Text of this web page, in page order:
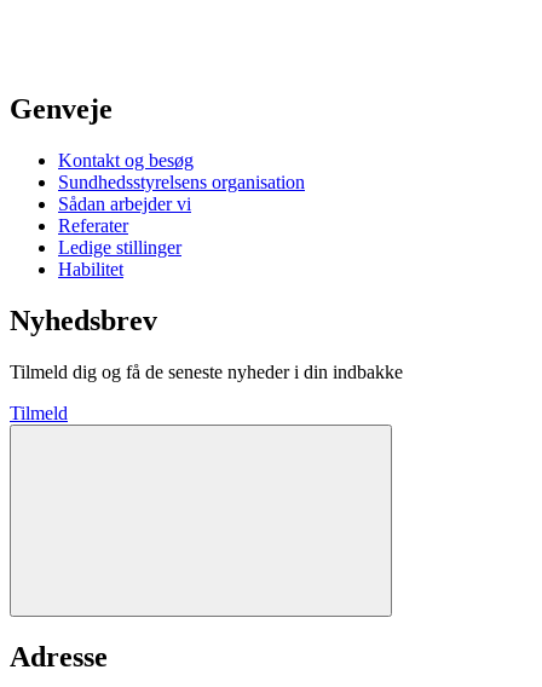
Genveje
Kontakt og besøg
Sundhedsstyrelsens organisation
Sådan arbejder vi
Referater
Ledige stillinger
Habilitet
Nyhedsbrev
Tilmeld dig og få de seneste nyheder i din indbakke
Tilmeld
Adresse